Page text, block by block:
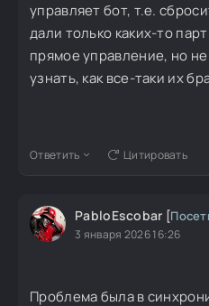
управляет бот, т.е.
дали только каких-то
прямое управление, но
узнать, как все-таки их
Ответить Цитировать
PabloEscobar [
3 января 2026 16:26
Проблема была в